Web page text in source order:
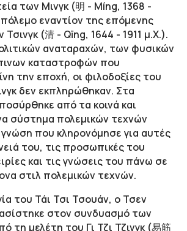
των Μινγκ (明 - Míng, 1368 -
εναντίον της επόμενης
(清 - Qīng, 1644 - 1911 μ.Χ.).
αναταραχών, των φυσικών
καταστροφών που
την εποχή, οι φιλοδοξίες του
δεν εκπληρώθηκαν. Στα
από τα κοινά και
σύστημα πολεμικών τεχνών
που κληρονόμησε για αυτές
του, τις προσωπικές του
και τις γνώσεις του πάνω σε
στιλ πολεμικών τεχνών.
του Τάι Τσι Τσουάν, ο Τσεν
στον συνδυασμό των
τη μελέτη του Γι Τζι Τζινγκ (易筋